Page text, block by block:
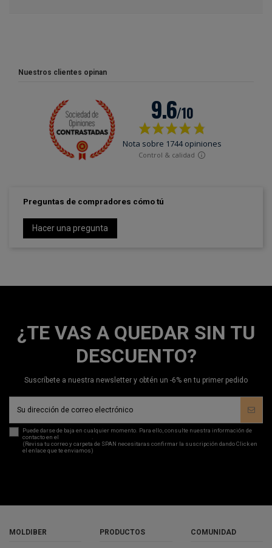
Nuestros clientes opinan
Preguntas de compradores cómo tú
Hacer una pregunta
¿TE VAS A QUEDAR SIN TU
DESCUENTO?
Suscríbete a nuestra newsletter y obtén un -6% en tu primer pedido
Puede darse de baja en cualquier momento. Para ello, consulte nuestra información de
contacto en el
(Revisa tu correo y carpeta de SPAN necesitaras confirmar la suscripción dando Click en
el enlace que te enviamos)
MOLDIBER PRODUCTOS COMUNIDAD